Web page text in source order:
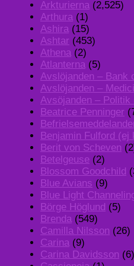
Arkturierna (2,525)
Arthura (1)
Ashira (15)
Ashtar (453)
Athena (2)
Atlanterna (5)
Avslöjanden – Bank
Avslöjanden –
Avsöjanden – Politik
Beatrice Penninger
Benjamin Fulford (ej
Berit von Scheven
Betelgeuse (2)
Blossom Goodchild
Blue Avians (9)
Blue Light
Börge Höglund (5)
Brenda (549)
Camilla Nilsson (26)
Carina (9)
Carina Davidsson (6)